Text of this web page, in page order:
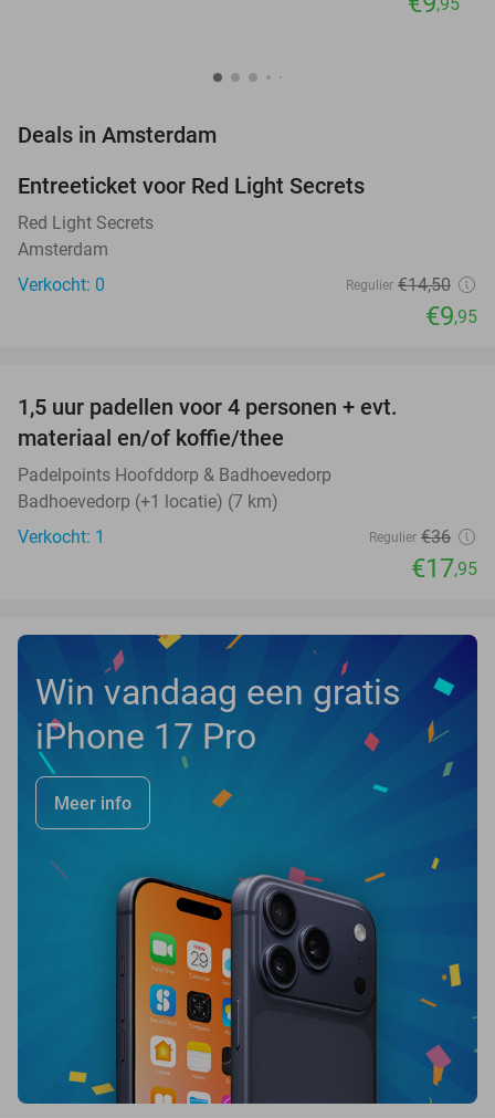
,95
Deals in Amsterdam
TODAY
Entreeticket voor Red Light Secrets
Red Light Secrets
Amsterdam
Verkocht: 0
Regulier €14,50
€9,95
TODAY
1,5 uur padellen voor 4 personen + evt.
materiaal en/of koffie/thee
Padelpoints Hoofddorp & Badhoevedorp
Badhoevedorp (+1 locatie) (7 km)
Verkocht: 1
Regulier €36
€17,95
Win vandaag een gratis
iPhone 17 Pro
Meer info